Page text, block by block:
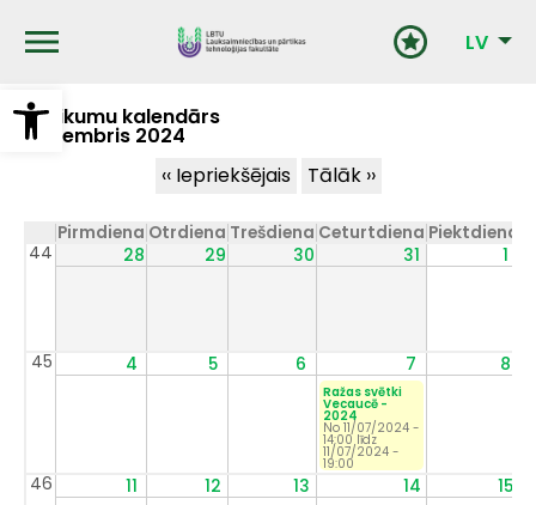
Open toolbar
galveno LV
Notikumu kalendārs
Novembris 2024
‹‹ Iepriekšējais Tālāk ››
Pirmdiena Otrdiena Trešdiena Ceturtdiena Piektdiena
44
28 29 30 31 1
45 4 5 6 7 8
Ražas svētki
Vecaucē -
2024
No 11/07/2024 -
14:00 līdz
11/07/2024 -
19:00
46 11 12 13 14 15